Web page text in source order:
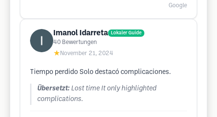
Google
Imanol Idarreta Lokaler Guide
40 Bewertungen
★ November 21, 2024
Tiempo perdido Solo destacó complicaciones.
Übersetzt: Lost time It only highlighted
complications.